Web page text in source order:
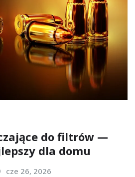
do filtrów —
dla domu
cze 26, 2026